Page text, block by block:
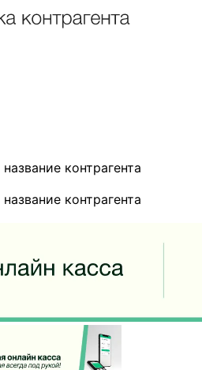
контрагента
контрагента